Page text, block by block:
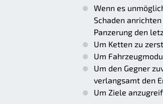
Wenn es
Schaden
Panzerung den
Um Ketten zu
Um
Um den Gegner
verlangsamt den
Um Ziele